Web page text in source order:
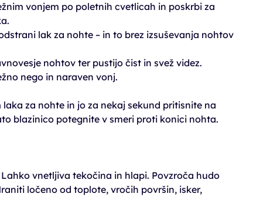
vonjem po poletnih cvetlicah in poskrbi za
lak za nohte – in to brez izsuševanja nohtov
nohtov ter pustijo čist in svež videz.
nego in naraven vonj.
za nohte in jo za nekaj sekund pritisnite na
blazinico potegnite v smeri proti konici nohta.
vnetljiva tekočina in hlapi. Povzroča hudo
ločeno od toplote, vročih površin, isker,